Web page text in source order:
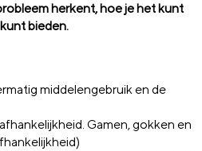
herkent, hoe je het kunt
bieden.
middelengebruik en de
Gamen, gokken en